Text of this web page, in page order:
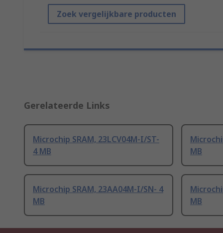
Zoek vergelijkbare producten
Gerelateerde Links
Microchip SRAM, 23LCV04M-I/ST-
4 MB
MB
Microchip SRAM, 23AA04M-I/SN- 4
MB
MB